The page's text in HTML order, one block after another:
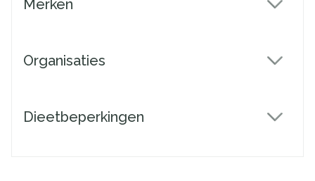
Merken
Organisaties
Dieetbeperkingen